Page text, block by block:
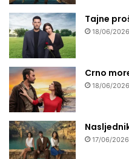
Tajne
18/06/2026
Crno
18/06/2026
17/06/2026